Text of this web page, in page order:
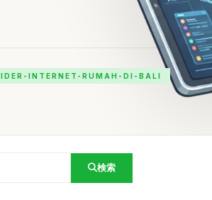
INTERNET-RUMAH-DI-BALI
検索